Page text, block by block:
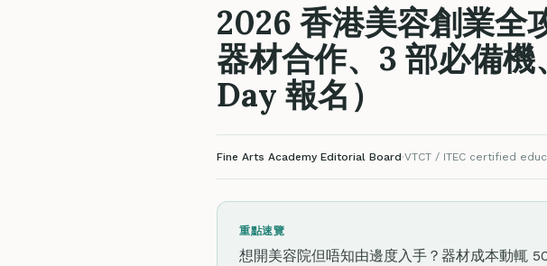
2026 香港美容創業
器材合作、3 部必備
Day 報名）
Fine Arts Academy Editorial Board·VTCT / ITEC certified
重點速覽
想開美容院但唔知由邊度入手？器材成本動輒